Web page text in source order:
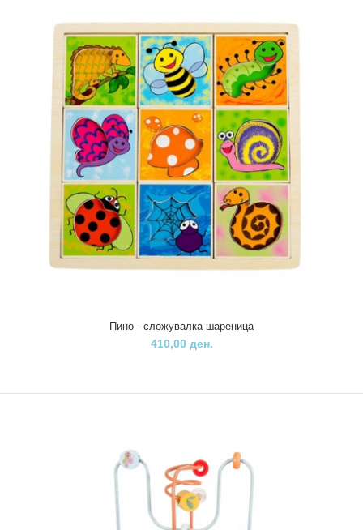
Оваа играчка овозможува многу бенефити за деца на возраст од
18 месеци и постари. Најмладите од оваа..
Пино - едукативна коцка
2.210,00 ден.
Пино - сложувалка шареница
410,00 ден.